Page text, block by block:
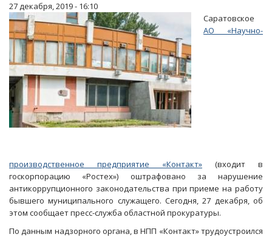
27 декабря, 2019 - 16:10
Саратовское
АО «Научно-
производственное предприятие «Контакт» (входит в
госкорпорацию «Ростех») оштрафовано за нарушение
антикоррупционного законодательства при приеме на работу
бывшего муниципального служащего. Сегодня, 27 декабря, об
этом сообщает пресс-служба областной прокуратуры.
По данным надзорного органа, в НПП «Контакт» трудоустроился